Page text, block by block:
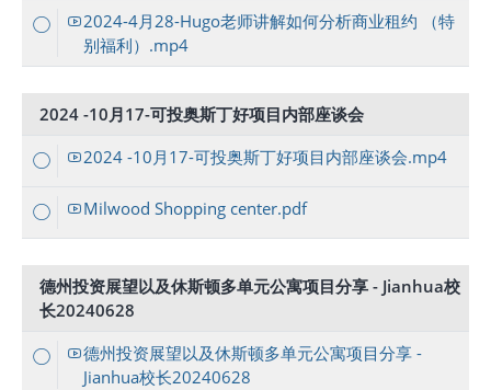
2024-4月28-Hugo老师讲解如何分析商业租约 （特
别福利）.mp4
2024 -10月17-可投奥斯丁好项目内部座谈会
2024 -10月17-可投奥斯丁好项目内部座谈会.mp4
Milwood Shopping center.pdf
德州投资展望以及休斯顿多单元公寓项目分享 - Jianhua校
长20240628
德州投资展望以及休斯顿多单元公寓项目分享 -
Jianhua校长20240628